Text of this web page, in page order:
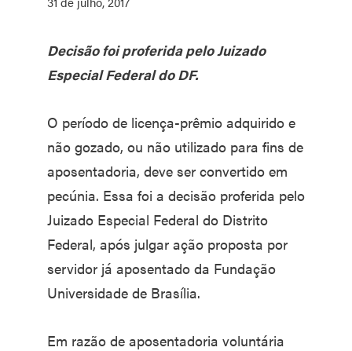
Decisão foi proferida pelo Juizado
Especial Federal do DF.
O período de licença-prêmio adquirido e
não gozado, ou não utilizado para fins de
aposentadoria, deve ser convertido em
pecúnia. Essa foi a decisão proferida pelo
Juizado Especial Federal do Distrito
Federal, após julgar ação proposta por
servidor já aposentado da Fundação
Universidade de Brasília.
Em razão de aposentadoria voluntária